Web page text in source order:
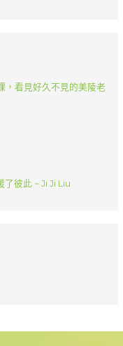
，看見好久不見的美陵老
了彼此 ~ Ji Ji Liu